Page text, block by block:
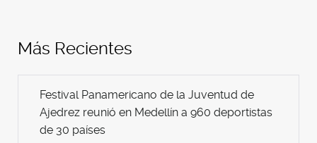
Más Recientes
Festival Panamericano de la Juventud de
Ajedrez reunió en Medellín a 960 deportistas
de 30 países